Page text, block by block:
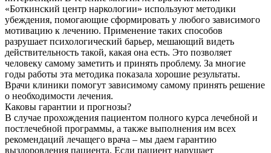
«Боткинский центр наркологии» используют методики
убеждения, помогающие сформировать у любого зависимого
мотивацию к лечению. Применение таких способов
разрушает психологический барьер, мешающий видеть
действительность такой, какая она есть. Это позволяет
человеку самому заметить и принять проблему. За многие
годы работы эта методика показала хорошие результаты.
Врачи клиники помогут зависимому самому принять решение
о необходимости лечения.
Каковы гарантии и прогнозы?
В случае прохождения пациентом полного курса лечебной и
постлечебной программы, а также выполнения им всех
рекомендаций лечащего врача – мы даем гарантию
выздоровления пациента. Если пациент нарушает